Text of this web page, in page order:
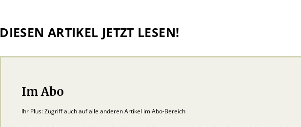
DIESEN ARTIKEL JETZT LESEN!
Im Abo
Ihr Plus: Zugriff auch auf alle anderen Artikel im Abo-Bereich